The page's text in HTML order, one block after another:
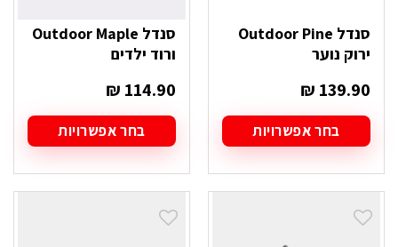
סנדל Outdoor Pine
ירוק נוער
₪ 139.90
בחר אפשרויות
זה
יש
סוגים.
סנדל Outdoor Maple
ורוד ילדים
₪ 114.90
בחר אפשרויות
זה
יש
סוגים.